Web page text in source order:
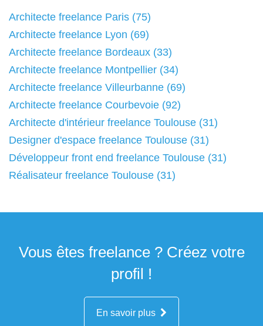
Architecte freelance Paris (75)
Architecte freelance Lyon (69)
Architecte freelance Bordeaux (33)
Architecte freelance Montpellier (34)
Architecte freelance Villeurbanne (69)
Architecte freelance Courbevoie (92)
Architecte d'intérieur freelance Toulouse (31)
Designer d'espace freelance Toulouse (31)
Développeur front end freelance Toulouse (31)
Réalisateur freelance Toulouse (31)
Vous êtes freelance ? Créez votre
profil !
En savoir plus